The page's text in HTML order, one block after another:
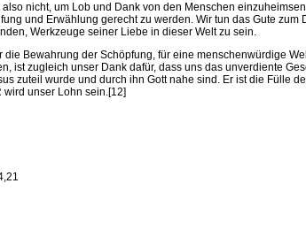
also nicht, um Lob und Dank von den Menschen
und Erwählung gerecht zu werden. Wir tun das Gute zum
Werkzeuge seiner Liebe in dieser Welt zu sein.
die Bewahrung der Schöpfung, für eine menschenwürdige
ist zugleich unser Dank dafür, dass uns das unverdiente
zuteil wurde und durch ihn Gott nahe sind. Er ist die Fülle
unser Lohn sein.[12]